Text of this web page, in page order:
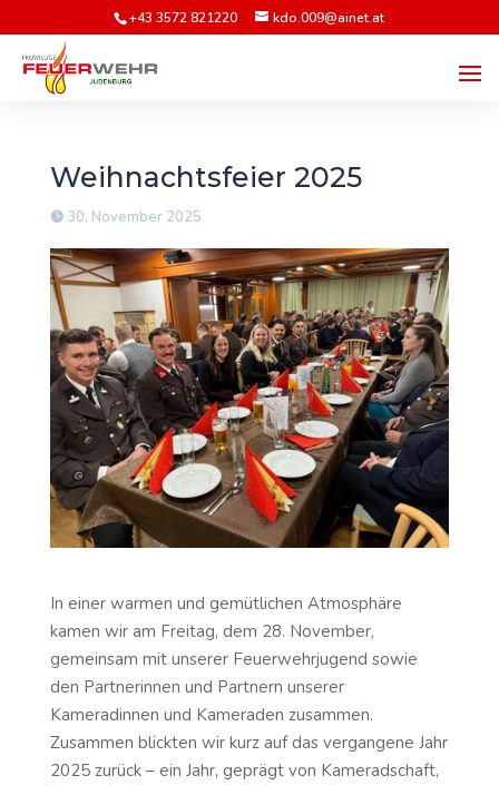
+43 3572 821220 kdo.009@ainet.at
Weihnachtsfeier 2025
30. November 2025
In einer warmen und gemütlichen Atmosphäre
kamen wir am Freitag, dem 28. November,
gemeinsam mit unserer Feuerwehrjugend sowie
den Partnerinnen und Partnern unserer
Kameradinnen und Kameraden zusammen.
Zusammen blickten wir kurz auf das vergangene Jahr
2025 zurück – ein Jahr, geprägt von Kameradschaft,